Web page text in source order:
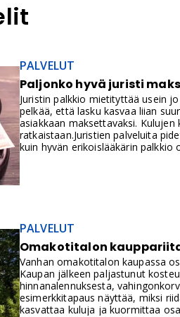
PALVELUT
Paljonko hyvä juristi
Juristin palkkio mietityttää usein
pelkää, että lasku kasvaa liian
asiakkaan maksettavaksi.
ratkaistaan.Juristien palveluita
kuin hyvän erikoislääkärin
PALVELUT
Omakotitalon
Vanhan omakotitalon kaupassa
Kaupan jälkeen paljastunut
hinnanalennuksesta,
esimerkkitapaus näyttää, miksi
kasvattaa kuluja ja kuormittaa